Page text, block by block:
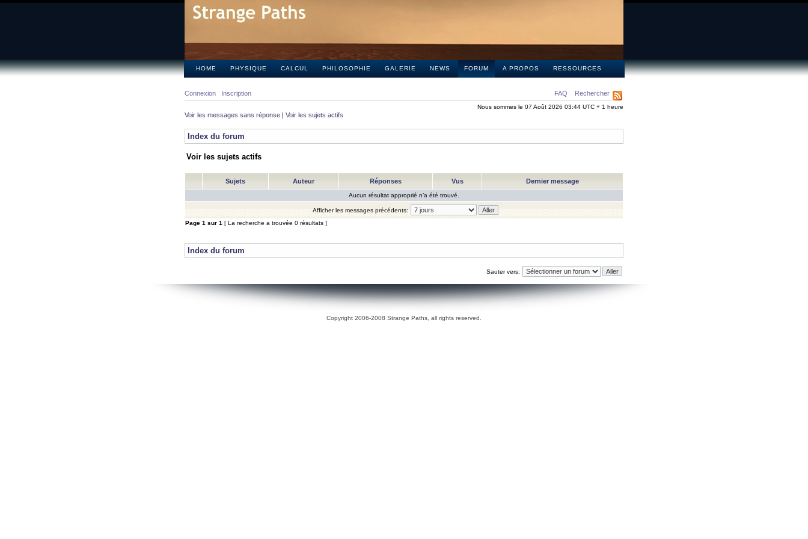
HOME PHYSIQUE CALCUL PHILOSOPHIE GALERIE NEWS FORUM A PROPOS RESSOURCES
FAQ Rechercher
Connexion Inscription
Nous sommes le 07 Août 2026 03:44 UTC + 1 heure
Voir les messages sans réponse | Voir les sujets actifs
Index du forum
Voir les sujets actifs
Sujets Auteur Réponses Vus Dernier message
Aucun résultat approprié n’a été trouvé.
Afficher les messages précédents:
Page 1 sur 1 [ La recherche a trouvée 0 résultats ]
Index du forum
Sauter vers:
Copyright 2006-2008 Strange Paths, all rights reserved.